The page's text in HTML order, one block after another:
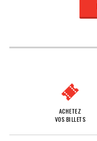
ACHETEZ
VOS BILLETS